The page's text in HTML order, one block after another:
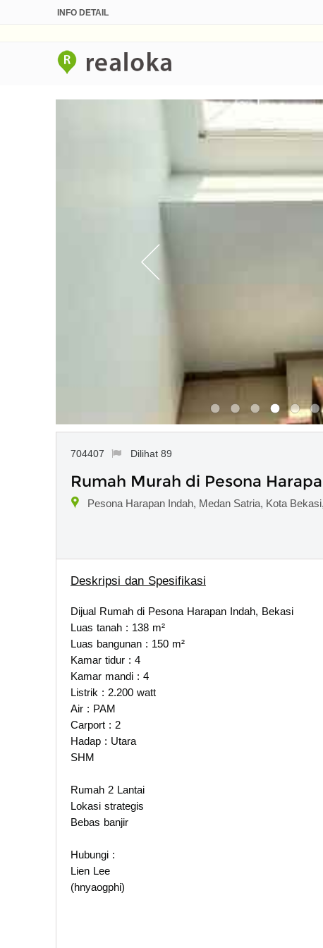
INFO DETAIL
704407 Dilihat 89
Rumah Murah di Pesona
Pesona Harapan Indah, Medan Satria, Kota
Deskripsi dan Spesifikasi
Dijual Rumah di Pesona Harapan Indah, Bekasi
Luas tanah : 138 m²
Luas bangunan : 150 m²
Kamar tidur : 4
Kamar mandi : 4
Listrik : 2.200 watt
Air : PAM
Carport : 2
Hadap : Utara
SHM
Rumah 2 Lantai
Lokasi strategis
Bebas banjir
Hubungi :
Lien Lee
(hnyaogphi)